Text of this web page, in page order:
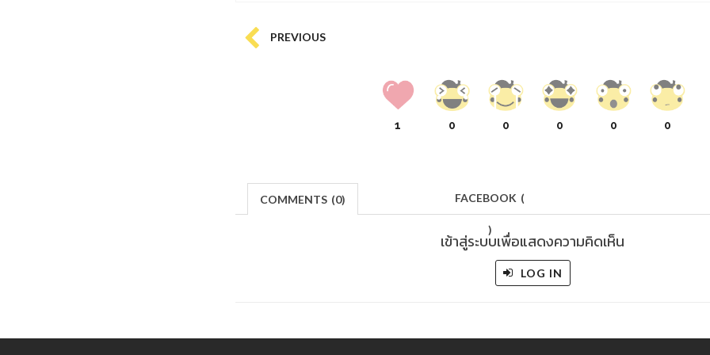
PREVIOUS
1 0 0 0 0 0
COMMENTS (0) FACEBOOK (
)
เข้าสู่ระบบเพื่อแสดงความคิดเห็น
LOG IN